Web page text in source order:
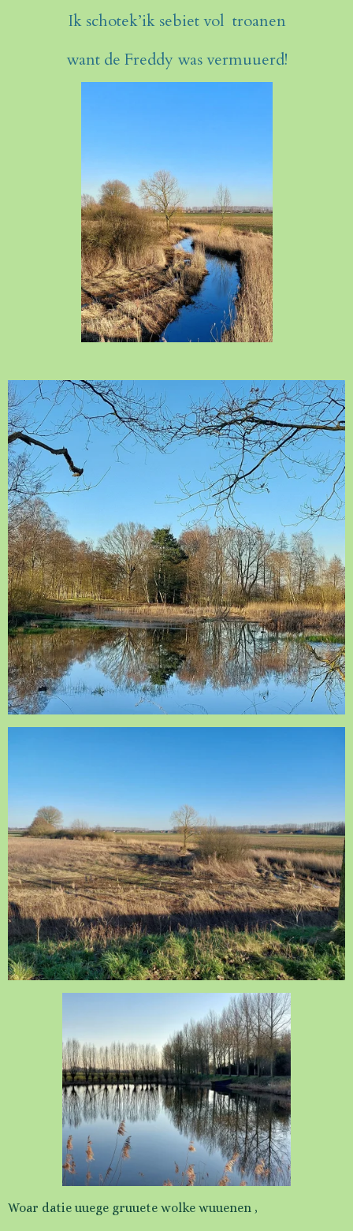
Ik schotek’ik sebiet vol troanen
want de Freddy was vermuuerd!
Woar datie uuege gruuete wolke wuuenen ,